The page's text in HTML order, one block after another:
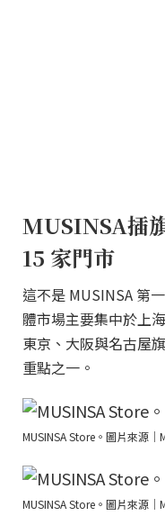
MUSINSA插
15 家門市
這不是 MUSINSA 第
體市場主要集中於上
東京、大阪與名古屋
重點之一。
MUSINSA Store。圖片來源｜
MUSINSA Store。圖片來源｜